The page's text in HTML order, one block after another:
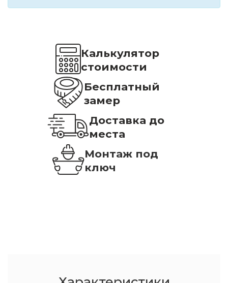
Калькулятор
стоимости
Бесплатный
замер
Доставка до
места
Монтаж под
ключ